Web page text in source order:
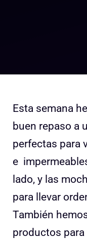
Esta semana
buen repaso a
perfectas para
e
lado, y las
para llevar
También
productos